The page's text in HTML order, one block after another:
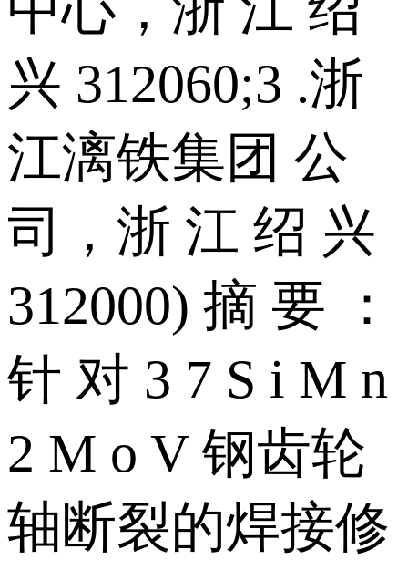
兴 312060;3 .浙
江漓铁集团 公
司，浙 江 绍 兴
312000) 摘 要 ：
针 对 3 7 S i M n
2 M o V 钢齿轮
轴断裂的焊接修